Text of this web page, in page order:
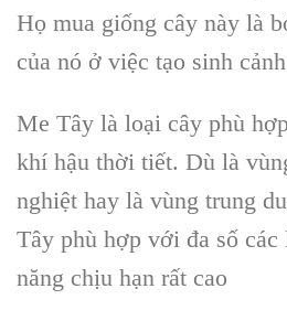
Họ mua giống cây này là
của nó ở việc tạo sinh
Me Tây là loại cây phù
khí hậu thời tiết. Dù là
nghiệt hay là vùng trung
Tây phù hợp với đa số
năng chịu hạn rất cao